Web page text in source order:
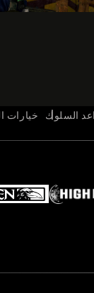
السلوك خيارات